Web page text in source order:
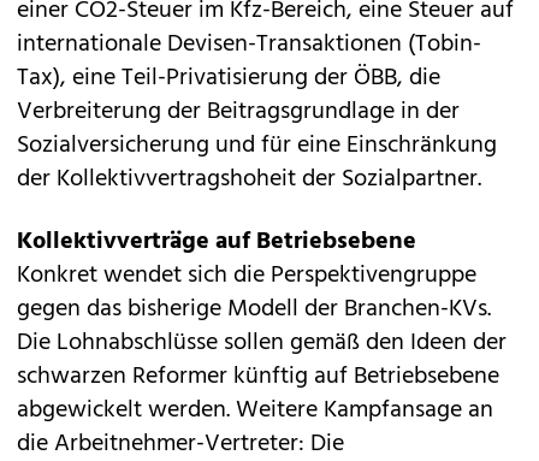
einer CO2-Steuer im Kfz-Bereich, eine Steuer auf
internationale Devisen-Transaktionen (Tobin-
Tax), eine Teil-Privatisierung der ÖBB, die
Verbreiterung der Beitragsgrundlage in der
Sozialversicherung und für eine Einschränkung
der Kollektivvertragshoheit der Sozialpartner.
Kollektivverträge auf Betriebsebene
Konkret wendet sich die Perspektivengruppe
gegen das bisherige Modell der Branchen-KVs.
Die Lohnabschlüsse sollen gemäß den Ideen der
schwarzen Reformer künftig auf Betriebsebene
abgewickelt werden. Weitere Kampfansage an
die Arbeitnehmer-Vertreter: Die